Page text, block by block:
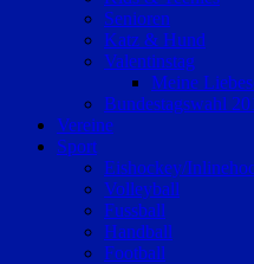
Senioren
Katz & Hund
Valentinstag
Meine
Bundestagswahl
Vereine
Sport
Eishockey/
Volleyball
Fussball
Handball
Football